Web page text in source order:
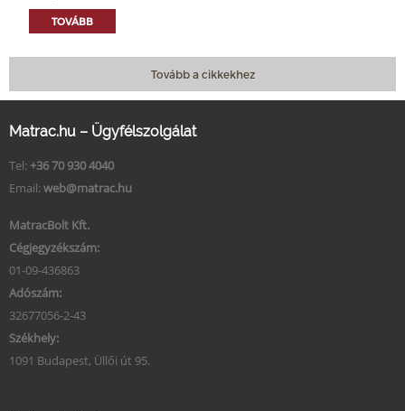
TOVÁBB
Tovább a cikkekhez
Matrac.hu – Ügyfélszolgálat
Tel: +36 70 930 4040
Email: web@matrac.hu
MatracBolt Kft.
Cégjegyzékszám:
01-09-436863
Adószám:
32677056-2-43
Székhely:
1091 Budapest, Üllői út 95.